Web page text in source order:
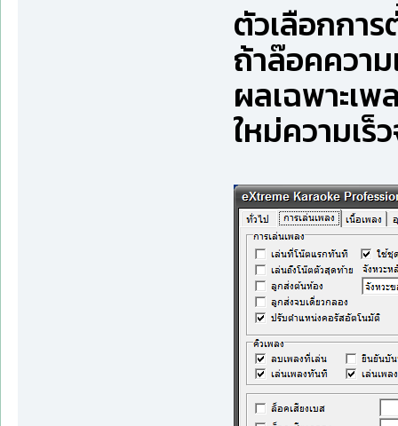
ตัวเลือกกา
ถ้าล๊อคควา
ผลเฉพาะเพ
ใหม่ความเ